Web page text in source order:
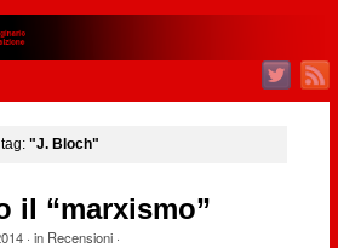
"J. Bloch"
il “marxismo”
· in Recensioni·